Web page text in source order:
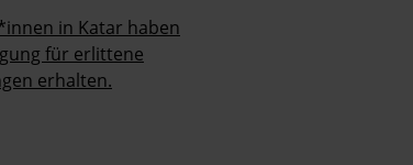
in Katar haben
für erlittene
erhalten.